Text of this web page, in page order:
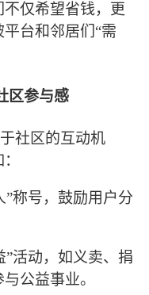
仅希望省钱，更
台和邻居们“需
区参与感
社区的互动机
”称号，鼓励用户分
”活动，如义卖、捐
公益事业。